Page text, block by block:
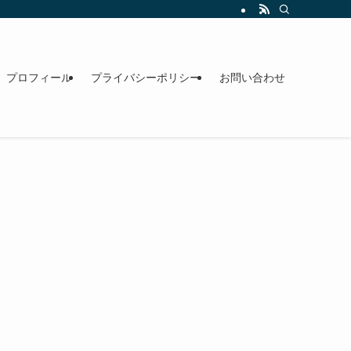
プロフィール プライバシーポリシー お問い合わせ